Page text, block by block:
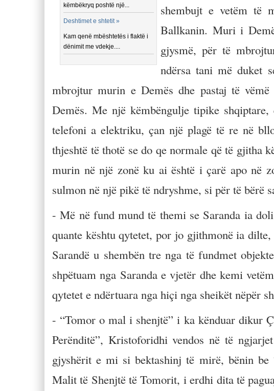
këmbëkryq poshtë një...
Deshtimet e shtetit »
Kam qenë mbështetës i flaktë i
dënimit me vdekje....
shembujt e vetëm të
Ballkanin. Muri i
gjysmë, për të
ndërsa tani më duket
mbrojtur murin e Demës dhe pastaj të
Demës. Me një këmbëngulje tipike
telefoni a elektriku, çan një plagë të re në
thjeshtë të thotë se do qe normale që të gjitha
murin në një zonë ku ai është i çarë apo në
sulmon në një pikë të ndryshme, si për të bërë
- Më në fund mund të themi se Saranda ia
quante kështu qytetet, por jo gjithmonë ia
Sarandë u shembën tre nga të fundmet
shpëtuam nga Saranda e vjetër dhe kemi
qytetet e ndërtuara nga hiçi nga sheikët nëpër
- “Tomor o mal i shenjtë” i ka kënduar dikur
Perënditë”, Kristoforidhi vendos në të
gjyshërit e mi si bektashinj të mirë, bënin
Malit të Shenjtë të Tomorit, i erdhi dita të